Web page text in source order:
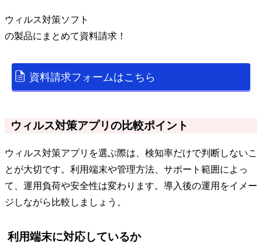
ウィルス対策ソフト
の製品にまとめて資料請求！
資料請求フォームはこちら
ウィルス対策アプリの比較ポイント
ウィルス対策アプリを選ぶ際は、検知率だけで判断しないこ
とが大切です。利用端末や管理方法、サポート範囲によっ
て、運用負荷や安全性は変わります。導入後の運用をイメー
ジしながら比較しましょう。
利用端末に対応しているか